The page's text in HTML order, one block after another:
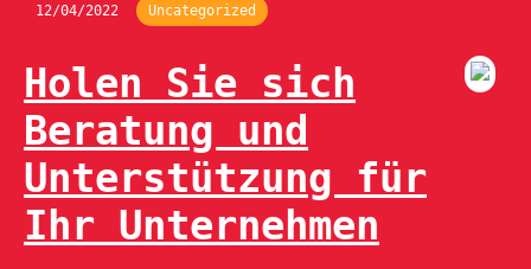
12/04/2022 Uncategorized
Holen Sie sich
Beratung und
Unterstützung für
Ihr Unternehmen